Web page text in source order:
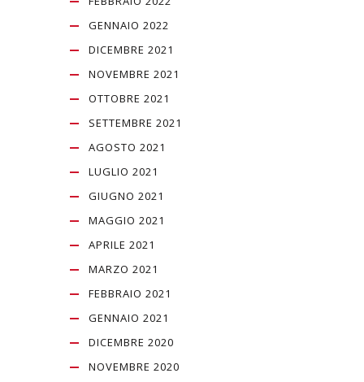
GENNAIO 2022
DICEMBRE 2021
NOVEMBRE 2021
OTTOBRE 2021
SETTEMBRE 2021
AGOSTO 2021
LUGLIO 2021
GIUGNO 2021
MAGGIO 2021
APRILE 2021
MARZO 2021
FEBBRAIO 2021
GENNAIO 2021
DICEMBRE 2020
NOVEMBRE 2020